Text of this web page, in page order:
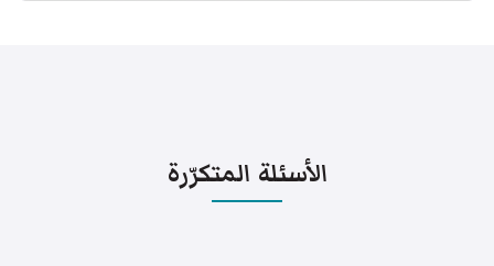
الأسئلة المتكرّرة